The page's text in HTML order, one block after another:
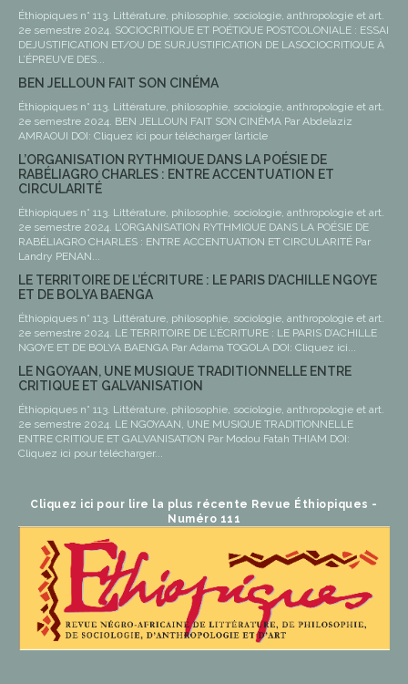
Éthiopiques n° 113. Littérature, philosophie, sociologie, anthropologie et art.
2e semestre 2024. SOCIOCRITIQUE ET POÉTIQUE POSTCOLONIALE : ESSAI
DEJUSTIFICATION ET/OU DE SURJUSTIFICATION DE LASOCIOCRITIQUE À
L’ÉPREUVE DES...
BEN JELLOUN FAIT SON CINÉMA
Éthiopiques n° 113. Littérature, philosophie, sociologie, anthropologie et art.
2e semestre 2024. BEN JELLOUN FAIT SON CINÉMA Par Abdelaziz
AMRAOUI DOI: Cliquez ici pour télécharger l’article
L’ORGANISATION RYTHMIQUE DANS LA POÉSIE DE
RABÉLIAGRO CHARLES : ENTRE ACCENTUATION ET
CIRCULARITÉ
Éthiopiques n° 113. Littérature, philosophie, sociologie, anthropologie et art.
2e semestre 2024. L’ORGANISATION RYTHMIQUE DANS LA POÉSIE DE
RABÉLIAGRO CHARLES : ENTRE ACCENTUATION ET CIRCULARITÉ Par
Landry PENAN...
LE TERRITOIRE DE L’ÉCRITURE : LE PARIS D’ACHILLE NGOYE
ET DE BOLYA BAENGA
Éthiopiques n° 113. Littérature, philosophie, sociologie, anthropologie et art.
2e semestre 2024. LE TERRITOIRE DE L’ÉCRITURE : LE PARIS D’ACHILLE
NGOYE ET DE BOLYA BAENGA Par Adama TOGOLA DOI: Cliquez ici...
LE NGOYAAN, UNE MUSIQUE TRADITIONNELLE ENTRE
CRITIQUE ET GALVANISATION
Éthiopiques n° 113. Littérature, philosophie, sociologie, anthropologie et art.
2e semestre 2024. LE NGOYAAN, UNE MUSIQUE TRADITIONNELLE
ENTRE CRITIQUE ET GALVANISATION Par Modou Fatah THIAM DOI:
Cliquez ici pour télécharger...
Cliquez ici pour lire la plus récente Revue Éthiopiques -
Numéro 111